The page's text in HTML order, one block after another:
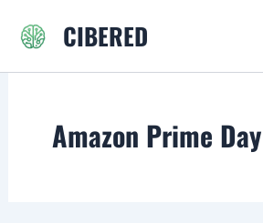
CIBERED
Amazon Prime Day